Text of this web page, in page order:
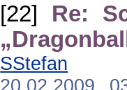
[22] Re:
SStefan
20.02.2009,